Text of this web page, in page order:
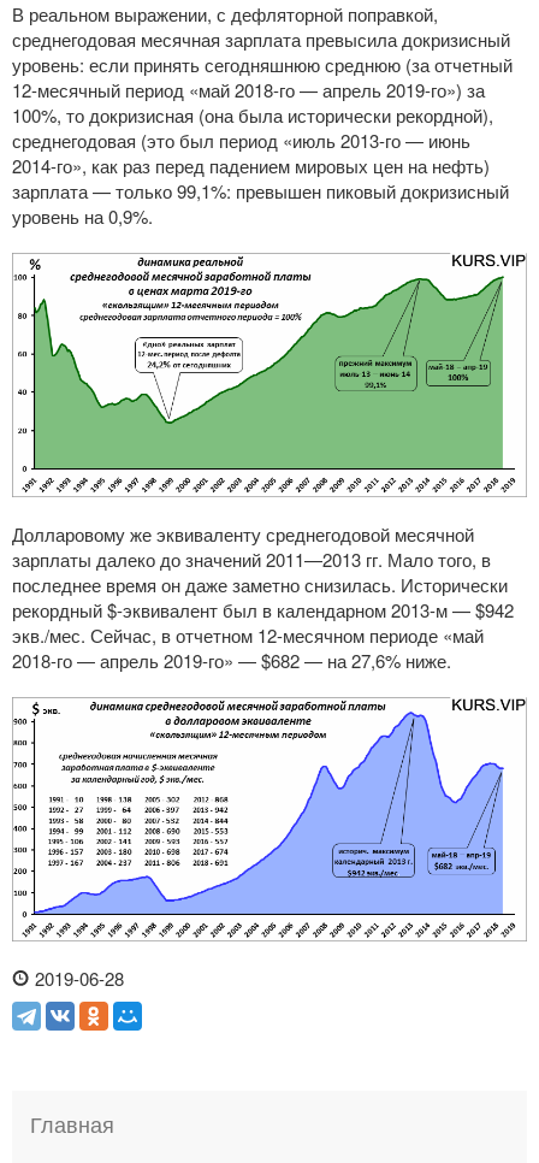
В реальном выражении, с дефляторной поправкой,
среднегодовая месячная зарплата превысила докризисный
уровень: если принять сегодняшнюю среднюю (за отчетный
12-месячный период «май2018-го— апрель2019-го») за
100%, то докризисная (она была исторически рекордной),
среднегодовая (это был период «июль2013-го— июнь
2014-го», как раз перед падением мировых цен на нефть)
зарплата — только 99,1%: превышен пиковый докризисный
уровень на 0,9%.
Долларовому же эквиваленту среднегодовой месячной
зарплаты далеко до значений2011—2013 гг. Мало того, в
последнее время он даже заметно снизилась. Исторически
рекордный $-эквивалент был в календарном2013-м— $942
экв./мес. Сейчас, в отчетном 12-месячном периоде «май
2018-го— апрель2019-го» — $682 — на 27,6% ниже.
2019-06-28
Главная